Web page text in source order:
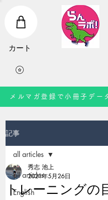
​カート
メルマガ登録で小冊子デー
記事
all articles
English
all articles
トレーニングの
秀志 池上
2021年5月26日